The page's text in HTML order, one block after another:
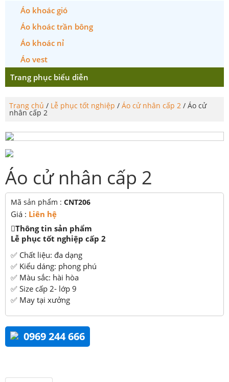
Áo khoác gió
Áo khoác trần bông
Áo khoác nỉ
Áo vest
Trang phục biểu diễn
Trang chủ / Lễ phục tốt nghiệp / Áo cử nhân cấp 2 / Áo cử
nhân cấp 2
Áo cử nhân cấp 2
Mã sản phẩm : CNT206
Giá : Liên hệ
Thông tin sản phẩm
Lễ phục tốt nghiệp cấp 2
✅ Chất liệu: đa dạng
✅ Kiểu dáng: phong phú
✅ Màu sắc: hài hòa
✅ Size cấp 2- lớp 9
✅ May tại xưởng
0969 244 666